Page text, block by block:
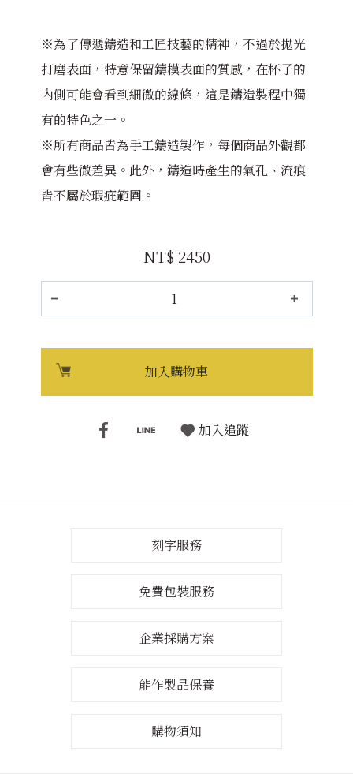
※為了傳遞鑄造和工匠技藝的精神，不過於拋光
打磨表面，特意保留鑄模表面的質感，在杯子的
內側可能會看到細微的線條，這是鑄造製程中獨
有的特色之一。
※所有商品皆為手工鑄造製作，每個商品外觀都
會有些微差異。此外，鑄造時產生的氣孔、流痕
皆不屬於瑕疵範圍。
NT$ 2450
加入購物車
加入追蹤
刻字服務
免費包裝服務
企業採購方案
能作製品保養
購物須知